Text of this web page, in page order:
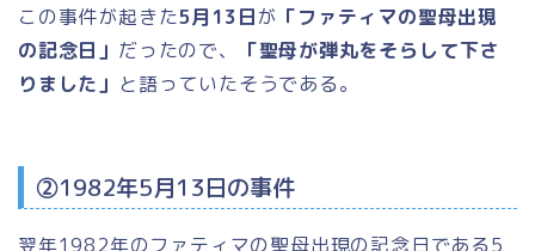
この事件が起きた5月13日が 「ファティマの聖母出現
の記念日」 だったので、
「聖母が弾丸をそらして下さ
りました」 と語っていたそうである。
②1982年5月13日の事件
翌年1982年のファティマの聖母出現の記念日である5